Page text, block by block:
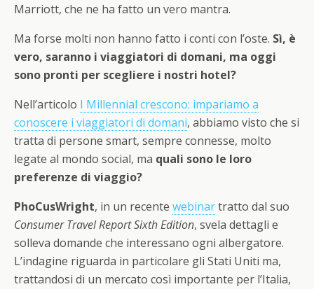
Marriott, che ne ha fatto un vero mantra.
Ma forse molti non hanno fatto i conti con l’oste. Sì, è
vero, saranno i viaggiatori di domani, ma oggi
sono pronti per scegliere i nostri hotel?
Nell’articolo I Millennial crescono: impariamo a
conoscere i viaggiatori di domani, abbiamo visto che si
tratta di persone smart, sempre connesse, molto
legate al mondo social, ma quali sono le loro
preferenze di viaggio?
PhoCusWright, in un recente webinartratto dal suo
Consumer Travel Report Sixth Edition, svela dettagli e
solleva domande che interessano ogni albergatore.
L’indagine riguarda in particolare gli Stati Uniti ma,
trattandosi di un mercato così importante per l’Italia,